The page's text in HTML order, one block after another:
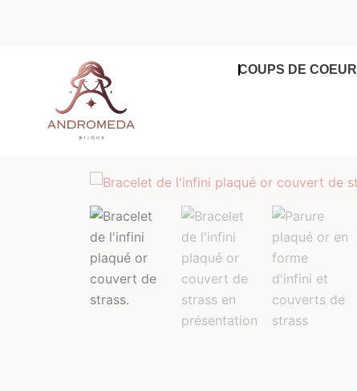
COUPS DE COEUR